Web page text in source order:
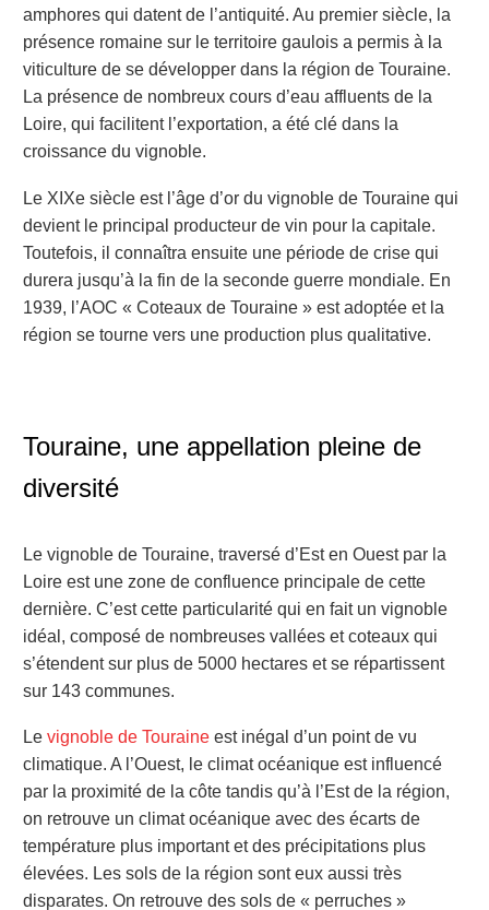
amphores qui datent de l’antiquité. Au premier siècle, la
présence romaine sur le territoire gaulois a permis à la
viticulture de se développer dans la région de Touraine.
La présence de nombreux cours d’eau affluents de la
Loire, qui facilitent l’exportation, a été clé dans la
croissance du vignoble.
Le XIXe siècle est l’âge d’or du vignoble de Touraine qui
devient le principal producteur de vin pour la capitale.
Toutefois, il connaîtra ensuite une période de crise qui
durera jusqu’à la fin de la seconde guerre mondiale. En
1939, l’AOC « Coteaux de Touraine » est adoptée et la
région se tourne vers une production plus qualitative.
Touraine, une appellation pleine de
diversité
Le vignoble de Touraine, traversé d’Est en Ouest par la
Loire est une zone de confluence principale de cette
dernière. C’est cette particularité qui en fait un vignoble
idéal, composé de nombreuses vallées et coteaux qui
s’étendent sur plus de 5000 hectares et se répartissent
sur 143 communes.
Le vignoble de Touraine est inégal d’un point de vu
climatique. A l’Ouest, le climat océanique est influencé
par la proximité de la côte tandis qu’à l’Est de la région,
on retrouve un climat océanique avec des écarts de
température plus important et des précipitations plus
élevées. Les sols de la région sont eux aussi très
disparates. On retrouve des sols de « perruches »